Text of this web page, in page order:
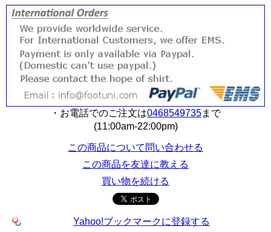
・お電話でのご注文は0468549735まで
(11:00am-22:00pm)
この商品について問い合わせる
この商品を友達に教える
買い物を続ける
Yahoo!ブックマークに登録する